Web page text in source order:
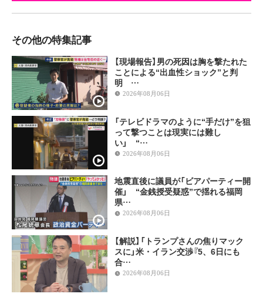
その他の特集記事
【現場報告】男の死因は胸を撃たれた
ことによる“出血性ショック”と判
明 …
2026年08月06日
「テレビドラマのように“手だけ”を狙
って撃つことは現実には難し
い」 “…
2026年08月06日
地震直後に議員が「ビアパーティー開
催」 “金銭授受疑惑”で揺れる福岡
県…
2026年08月06日
【解説】「トランプさんの焦りマック
スに」米・イラン交渉『5、6日にも
合…
2026年08月06日